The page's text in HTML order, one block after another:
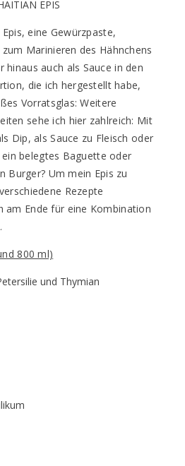
EPIS
eine Gewürzpaste,
Marinieren des Hähnchens
hinaus auch als Sauce in den
die ich hergestellt habe,
Vorratsglas: Weitere
sehe ich hier zahlreich: Mit
Dip, als Sauce zu Fleisch oder
belegtes Baguette oder
Burger? Um mein Epis zu
Rezepte
am Ende für eine Kombination
800 ml)
und Thymian